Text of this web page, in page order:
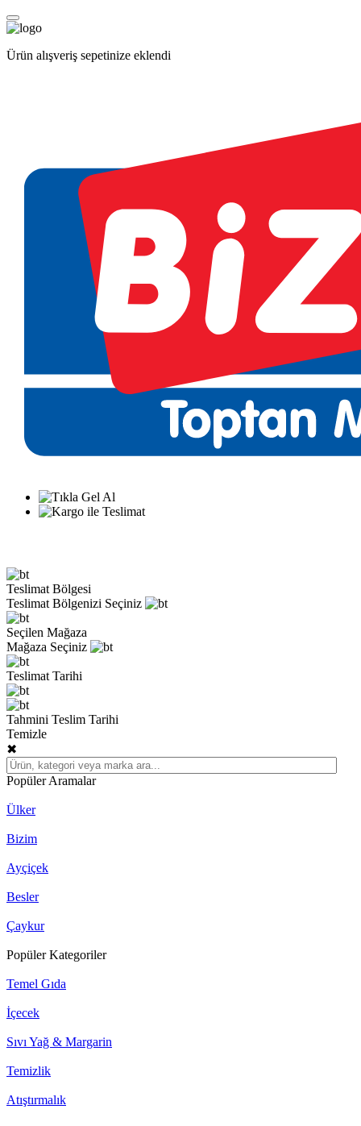
Ürün alışveriş sepetinize eklendi
Teslimat Bölgesi
Teslimat Bölgenizi Seçiniz
Seçilen Mağaza
Mağaza Seçiniz
Teslimat Tarihi
Tahmini Teslim Tarihi
Temizle
✖
Popüler Aramalar
Ülker
Bizim
Ayçiçek
Besler
Çaykur
Popüler Kategoriler
Temel Gıda
İçecek
Sıvı Yağ & Margarin
Temizlik
Atıştırmalık